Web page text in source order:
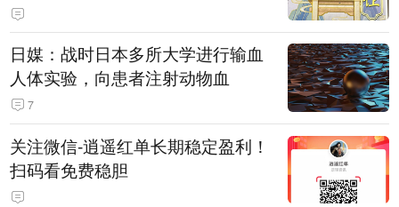
日媒：战时日本多所大学进行输血
人体实验，向患者注射动物血
7
关注微信-逍遥红单长期稳定盈利！
扫码看免费稳胆